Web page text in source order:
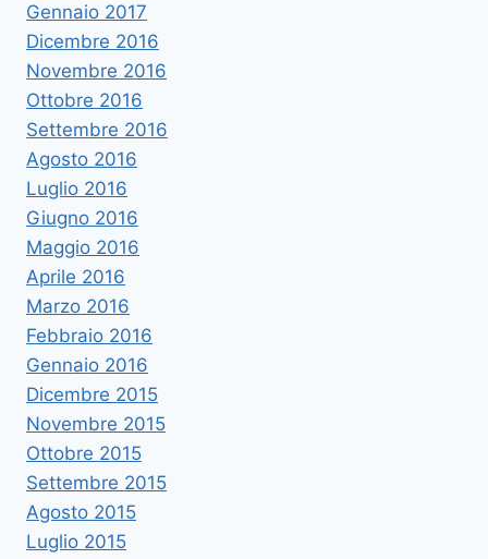
Gennaio 2017
Dicembre 2016
Novembre 2016
Ottobre 2016
Settembre 2016
Agosto 2016
Luglio 2016
Giugno 2016
Maggio 2016
Aprile 2016
Marzo 2016
Febbraio 2016
Gennaio 2016
Dicembre 2015
Novembre 2015
Ottobre 2015
Settembre 2015
Agosto 2015
Luglio 2015